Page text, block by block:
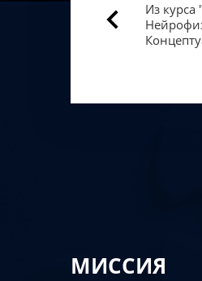
Из курса
МИССИЯ